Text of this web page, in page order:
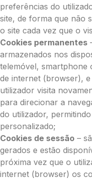
preferências do
site, de forma que não
o site cada vez que o
Cookies permanentes
armazenados nos
telemóvel, smartphone
de internet (browser),
utilizador visita
para direcionar a
do utilizador,
personalizado;
Cookies de sessão –
gerados e estão
próxima vez que o
internet (browser) os